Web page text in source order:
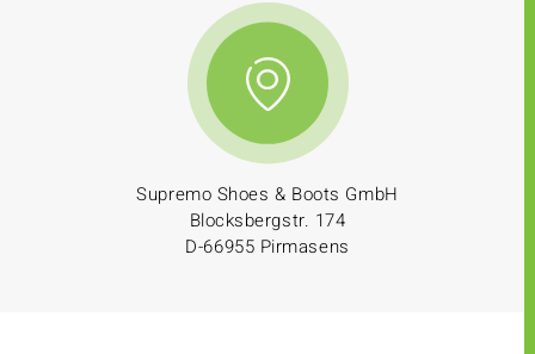
Supremo Shoes & Boots GmbH
Blocksbergstr. 174
D-66955 Pirmasens